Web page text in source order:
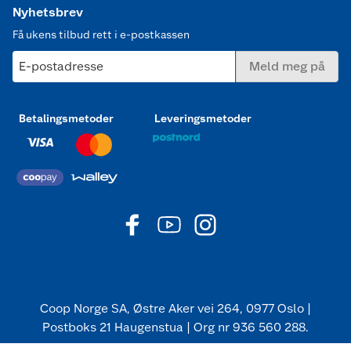
Nyhetsbrev
Få ukens tilbud rett i e-postkassen
E-postadresse Meld meg på
Betalingsmetoder Leveringsmetoder
Coop Norge SA, Østre Aker vei 264, 0977 Oslo |
Postboks 21 Haugenstua | Org nr 936 560 288.